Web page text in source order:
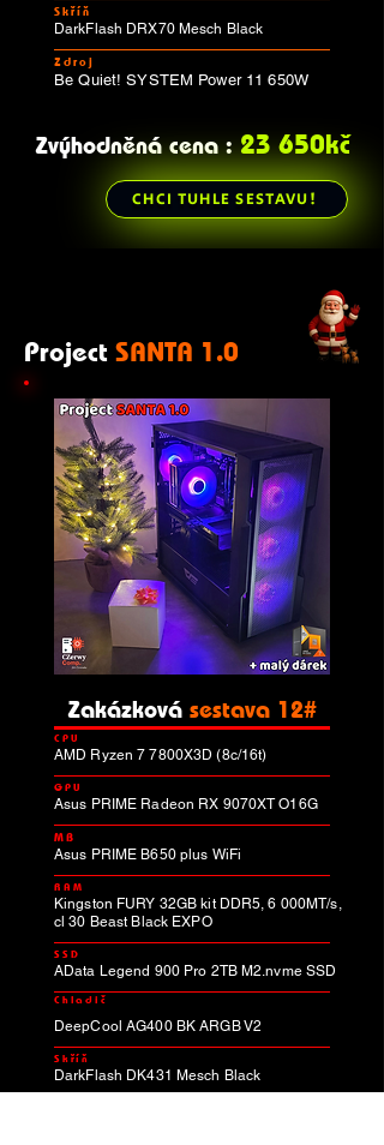
Skříň
DarkFlash DRX70 Mesch Black
Zdroj
Be Quiet! SYSTEM Power 11 650W
Zvýhodněná cena : 23 650kč
CHCI TUHLE SESTAVU!
Project SANTA 1.0
Zakázková sestava 12#
CPU
AMD Ryzen 7 7800X3D (8c/16t)
GPU
Asus PRIME Radeon RX 9070XT O16G
MB
Asus PRIME B650 plus WiFi
RAM
Kingston FURY 32GB kit DDR5, 6 000MT/s,
cl 30 Beast Black EXPO
SSD
AData Legend 900 Pro 2TB M2.nvme SSD
Chladič
DeepCool AG400 BK ARGB V2
Skříň
DarkFlash DK431 Mesch Black